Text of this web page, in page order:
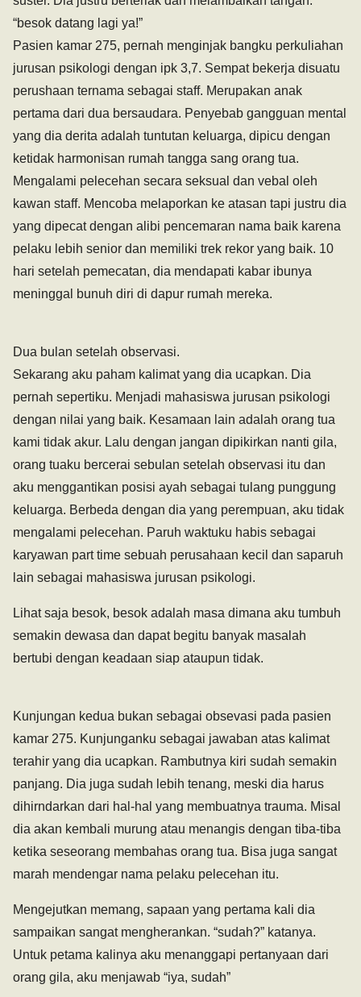
“besok datang lagi ya!”
Pasien kamar 275, pernah menginjak bangku perkuliahan
jurusan psikologi dengan ipk 3,7. Sempat bekerja disuatu
perushaan ternama sebagai staff. Merupakan anak
pertama dari dua bersaudara. Penyebab gangguan mental
yang dia derita adalah tuntutan keluarga, dipicu dengan
ketidak harmonisan rumah tangga sang orang tua.
Mengalami pelecehan secara seksual dan vebal oleh
kawan staff. Mencoba melaporkan ke atasan tapi justru dia
yang dipecat dengan alibi pencemaran nama baik karena
pelaku lebih senior dan memiliki trek rekor yang baik. 10
hari setelah pemecatan, dia mendapati kabar ibunya
meninggal bunuh diri di dapur rumah mereka.
Dua bulan setelah observasi.
Sekarang aku paham kalimat yang dia ucapkan. Dia
pernah sepertiku. Menjadi mahasiswa jurusan psikologi
dengan nilai yang baik. Kesamaan lain adalah orang tua
kami tidak akur. Lalu dengan jangan dipikirkan nanti gila,
orang tuaku bercerai sebulan setelah observasi itu dan
aku menggantikan posisi ayah sebagai tulang punggung
keluarga. Berbeda dengan dia yang perempuan, aku tidak
mengalami pelecehan. Paruh waktuku habis sebagai
karyawan part time sebuah perusahaan kecil dan saparuh
lain sebagai mahasiswa jurusan psikologi.
Lihat saja besok, besok adalah masa dimana aku tumbuh
semakin dewasa dan dapat begitu banyak masalah
bertubi dengan keadaan siap ataupun tidak.
Kunjungan kedua bukan sebagai obsevasi pada pasien
kamar 275. Kunjunganku sebagai jawaban atas kalimat
terahir yang dia ucapkan. Rambutnya kiri sudah semakin
panjang. Dia juga sudah lebih tenang, meski dia harus
dihirndarkan dari hal-hal yang membuatnya trauma. Misal
dia akan kembali murung atau menangis dengan tiba-tiba
ketika seseorang membahas orang tua. Bisa juga sangat
marah mendengar nama pelaku pelecehan itu.
Mengejutkan memang, sapaan yang pertama kali dia
sampaikan sangat mengherankan. “sudah?” katanya.
Untuk petama kalinya aku menanggapi pertanyaan dari
orang gila, aku menjawab “iya, sudah”